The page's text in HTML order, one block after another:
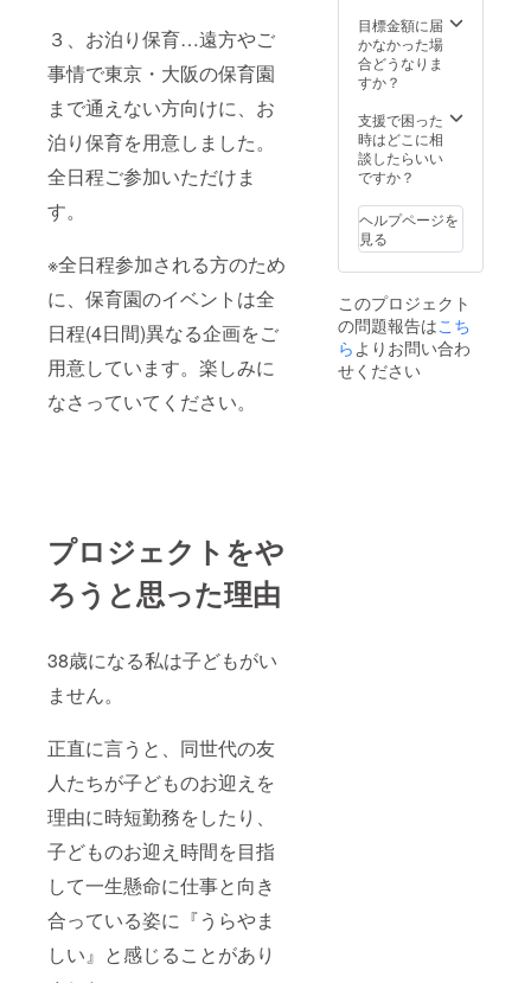
３、お泊り保育…遠方やご
事情で東京・大阪の保育園
まで通えない方向けに、お
泊り保育を用意しました。
全日程ご参加いただけま
す。
※全日程参加される方のため
に、保育園のイベントは全
日程(4日間)異なる企画をご
用意しています。楽しみに
なさっていてください。
プロジェクトをや
ろうと思った理由
38歳になる私は子どもがい
ません。
正直に言うと、同世代の友
人たちが子どものお迎えを
理由に時短勤務をしたり、
子どものお迎え時間を目指
して一生懸命に仕事と向き
合っている姿に『うらやま
しい』と感じることがあり
後遺症
の代弁
者に
なたを
勇気づ
けるグ
リーフ
パート
ナーと
して、
頼れる
なりま
す。 -
「ク
マ」と
ことが
最大の
特徴で
ダー、
年齢、
国籍等
に関係
皆さん
の近く
でそっ
と寄り
いぐる
み。お
しゃれ
を楽し
んだ
きさに制限はあ
りません ※お泊
り保育は、代表
の自宅にてお預
（ペットなし・
非喫煙・子供な
し） ※ぬいぐる
みを2人以上預け
ご購入ください
※全日程は、8月
下旬平日の4日間
を予定していま
す。
目標金額に届
かなかった場
合どうなりま
すか？
支援で困った
時はどこに相
談したらいい
ですか？
ヘルプページを
見る
このプロジェクト
の問題報告はこち
ら よりお問い合わ
せください